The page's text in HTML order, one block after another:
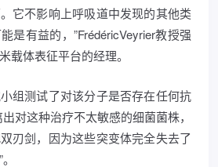
它不影响上呼吸道中发现的其他类
是有益的，”FrédéricVeyrier教授强
载体表征平台的经理。
组测试了对该分子是否存在任何抗
对这种治疗不太敏感的细菌菌株，
刃剑，因为这些突变体完全失去了